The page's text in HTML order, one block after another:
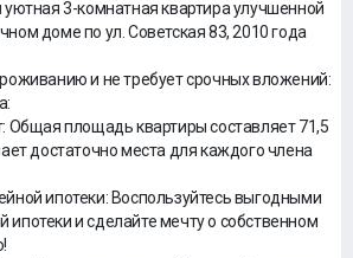
уютная 3-комнатная квартира улучшенной
доме по ул. Советская 83, 2010 года
и не требует срочных вложений:
Общая площадь квартиры составляет 71,5
достаточно места для каждого члена
ипотеки: Воспользуйтесь выгодными
ипотеки и сделайте мечту о собственном